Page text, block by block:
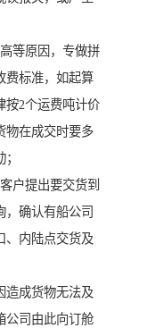
等原因，专做拼
费标准，如起算
按2个运费吨计价
物在成交时要多
户提出要交货到
确认有船公司
、内陆点交货及
造成货物无法及
公司由此向订舱